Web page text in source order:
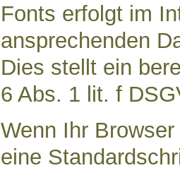
Fonts erfolgt im
ansprechenden
Dies stellt ein
6 Abs. 1 lit. f
Wenn Ihr
eine